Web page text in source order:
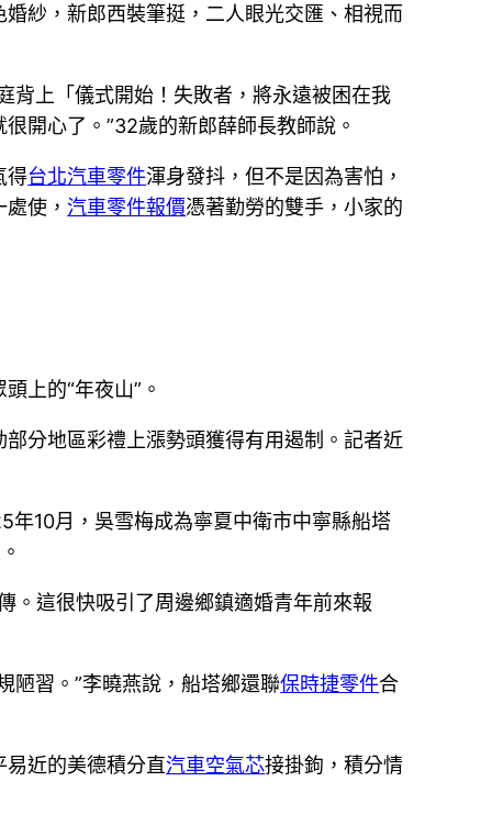
紗，新郎西裝筆挺，二人眼光交匯、相視而
背上「儀式開始！失敗者，將永遠被困在我
很開心了。”32歲的新郎薛師長教師說。
得台北汽車零件渾身發抖，但不是因為害怕，
處使，汽車零件報價憑著勤勞的雙手，小家的
上的“年夜山”。
分地區彩禮上漲勢頭獲得有用遏制。記者近
年10月，吳雪梅成為寧夏中衛市中寧縣船塔
。這很快吸引了周邊鄉鎮適婚青年前來報
陋習。”李曉燕說，船塔鄉還聯保時捷零件合
易近的美德積分直汽車空氣芯接掛鉤，積分情